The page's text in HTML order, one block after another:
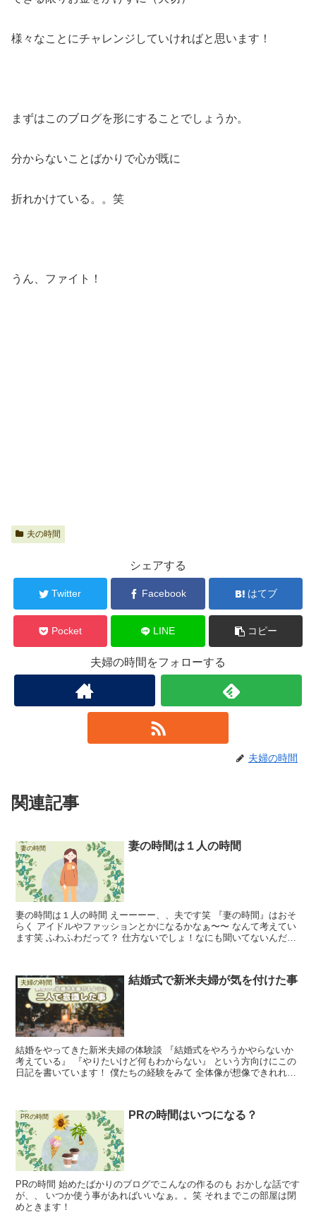
様々なことにチャレンジしていければと思います！
まずはこのブログを形にすることでしょうか。
分からないことばかりで心が既に
折れかけている。。笑
うん、ファイト！
夫の時間
シェアする
Twitter Facebook はてブ
Pocket LINE コピー
夫婦の時間をフォローする
夫婦の時間
関連記事
妻の時間 妻の時間は１人の時間
妻の時間は１人の時間 えーーーー、、夫です笑 『妻の時間』はおそ
らく アイドルやファッションとかになるかなぁ〜〜 なんて考えてい
ます笑 ふわふわだって？ 仕方ないでしょ！なにも聞いてないんだか
夫婦の時間 結婚式で新米夫婦が気を付けた事
結婚をやってきた新米夫婦の体験談 『結婚式をやろうかやらないか
考えている』 『やりたいけど何もわからない』 という方向けにこの
日記を書いています！ 僕たちの経験をみて 全体像が想像できれれば
PRの時間 PRの時間はいつになる？
PRの時間 始めたばかりのブログでこんなの作るのも おかしな話です
が、、 いつか使う事があればいいなぁ。。笑 それまでこの部屋は閉
めときます！